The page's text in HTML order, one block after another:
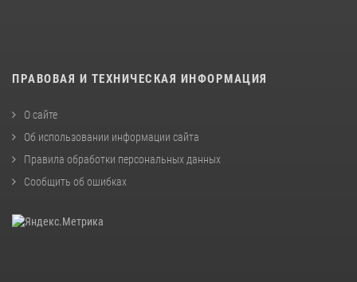
ПРАВОВАЯ И ТЕХНИЧЕСКАЯ ИНФОРМАЦИЯ
О сайте
Об использовании информации сайта
Правила обработки персональных данных
Сообщить об ошибках